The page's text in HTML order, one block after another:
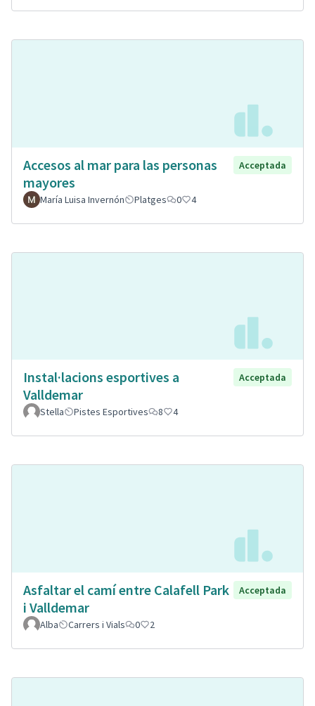
Accesos al mar para las personas
mayores
Acceptada
María Luisa Invernón Platges 0 4
Instal·lacions esportives a
Valldemar
Acceptada
Stella Pistes Esportives 8 4
Asfaltar el camí entre Calafell Park
i Valldemar
Acceptada
Alba Carrers i Vials 0 2